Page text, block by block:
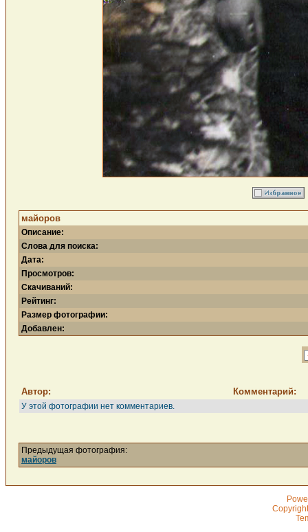
майоров
Описание:
Слова для поиска:
Дата:
Просмотров:
Скачиваний:
Рейтинг:
Размер фотографии:
Добавлен:
Автор: Комментарий:
У этой фотографии нет комментариев.
Предыдущая фотография:
майоров